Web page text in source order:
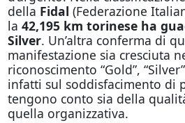
della Fidal (Federazione
la 42,195 km torinese ha
Silver. Un’altra conferma di
manifestazione sia cresciuta
riconoscimento “Gold”,
infatti sul soddisfacimento di
tengono conto sia della
quella organizzativa.